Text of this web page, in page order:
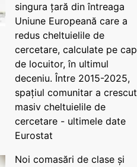
singura țară din întreaga
Uniune Europeană care a
redus cheltuielile de
cercetare, calculate pe cap
de locuitor, în ultimul
deceniu. Între 2015-2025,
spațiul comunitar a crescut
masiv cheltuielile de
cercetare - ultimele date
Eurostat
Noi comasări de clase și